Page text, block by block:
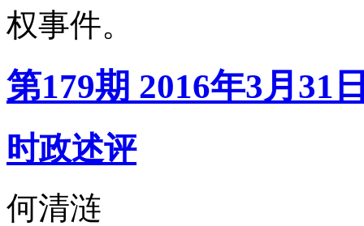
权事件。
第179期 2016年3月31
时政述评
何清涟